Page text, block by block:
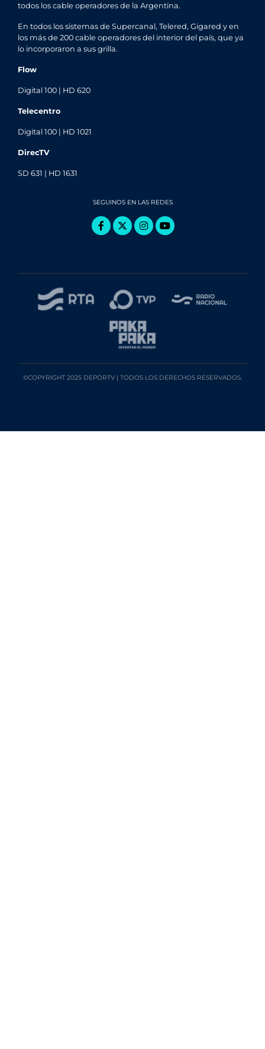
todos los cable operadores de la Argentina.
En todos los sistemas de Supercanal, Telered, Gigared y en
los más de 200 cable operadores del interior del país, que ya
lo incorporaron a sus grilla.
Flow
Digital 100 | HD 620
Telecentro
Digital 100 | HD 1021
DirecTV
SD 631 | HD 1631
SEGUINOS EN LAS REDES
©COPYRIGHT 2025 DEPORTV | TODOS LOS DERECHOS RESERVADOS.